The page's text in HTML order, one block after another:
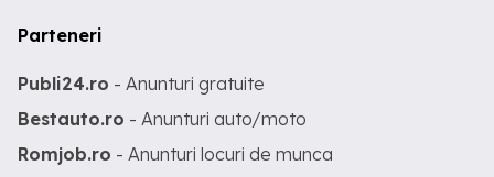
Parteneri
Publi24.ro - Anunturi gratuite
Bestauto.ro - Anunturi auto/moto
Romjob.ro - Anunturi locuri de munca